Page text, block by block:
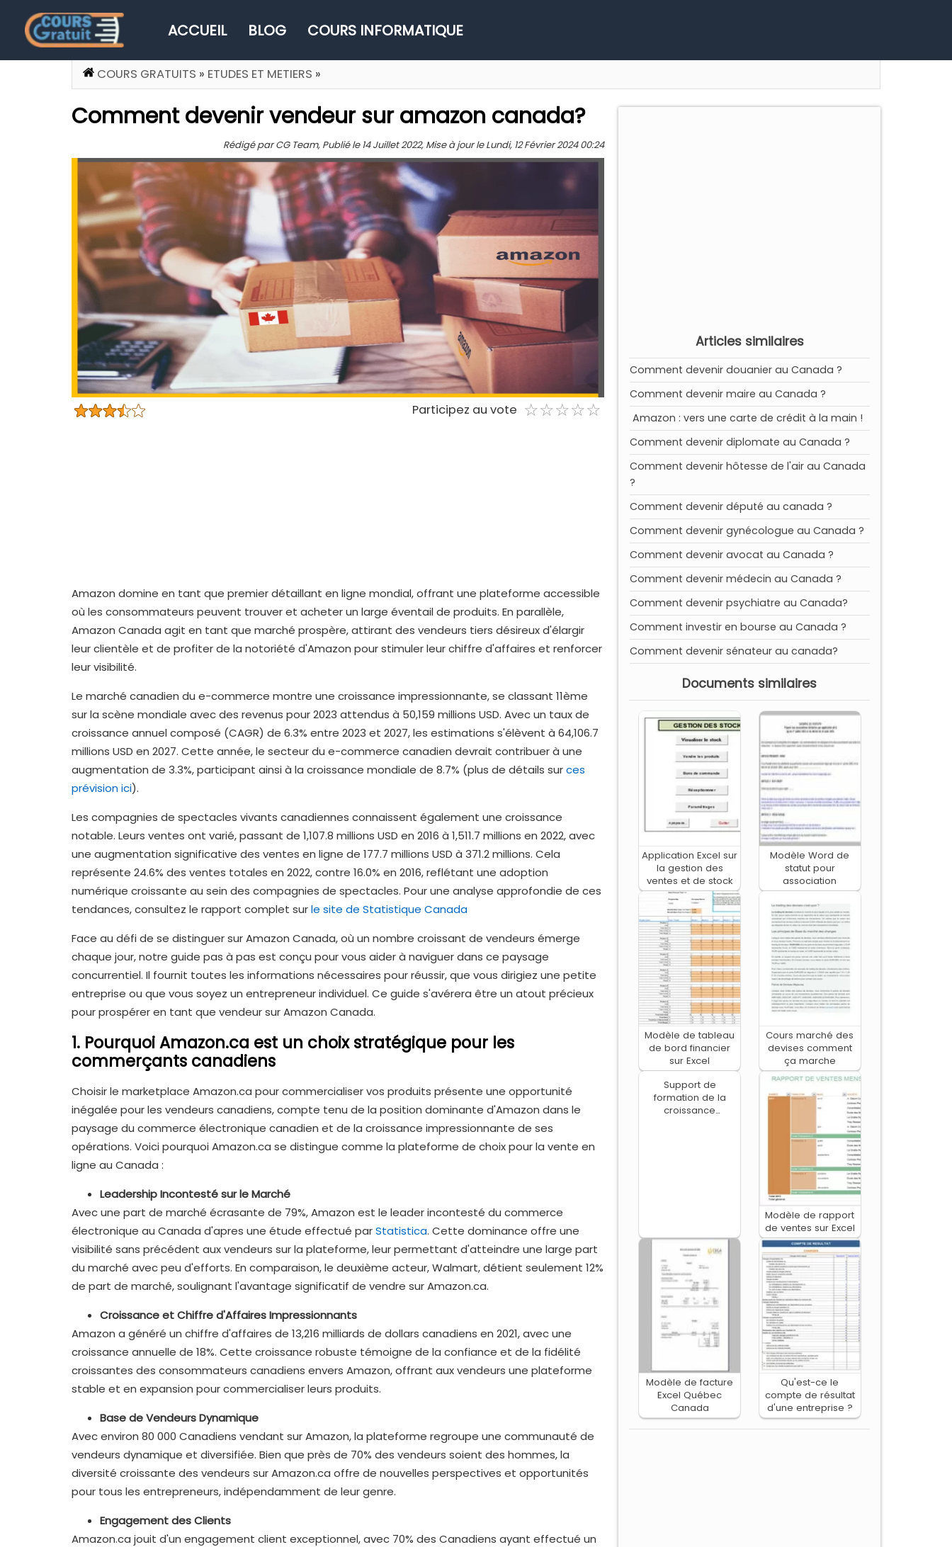
ACCUEIL BLOG COURS INFORMATIQUE
COURS GRATUITS » ETUDES ET METIERS »
Articles similaires
Comment devenir douanier au Canada ?
Comment devenir maire au Canada ?
Amazon : vers une carte de crédit à la main !
Comment devenir diplomate au Canada ?
Comment devenir hôtesse de l'air au Canada
?
Comment devenir député au canada ?
Comment devenir gynécologue au Canada ?
Comment devenir avocat au Canada ?
Comment devenir médecin au Canada ?
Comment devenir psychiatre au Canada?
Comment investir en bourse au Canada ?
Comment devenir sénateur au canada?
Documents similaires
Application Excel sur
la gestion des
ventes et de stock
Modèle Word de
statut pour
association
Modèle de tableau
de bord financier
sur Excel
Cours marché des
devises comment
ça marche
Support de
formation de la
croissance
Modèle de rapport
de ventes sur Excel
Modèle de facture
Excel Québec
Canada
Qu'est-ce le
compte de résultat
d'une entreprise ?
Comment devenir vendeur sur amazon canada?
Rédigé par CG Team, Publié le 14 Juillet 2022, Mise à jour le Lundi, 12 Février 2024 00:24
Participez au vote ☆☆☆☆☆
★★★★★
Amazon domine en tant que premier détaillant en ligne mondial, offrant une plateforme accessible
où les consommateurs peuvent trouver et acheter un large éventail de produits. En parallèle,
Amazon Canada agit en tant que marché prospère, attirant des vendeurs tiers désireux d'élargir
leur clientèle et de profiter de la notoriété d'Amazon pour stimuler leur chiffre d'affaires et renforcer
leur visibilité.
Le marché canadien du e-commerce montre une croissance impressionnante, se classant 11ème
sur la scène mondiale avec des revenus pour 2023 attendus à 50,159 millions USD. Avec un taux de
croissance annuel composé (CAGR) de 6.3% entre 2023 et 2027, les estimations s'élèvent à 64,106.7
millions USD en 2027. Cette année, le secteur du e-commerce canadien devrait contribuer à une
augmentation de 3.3%, participant ainsi à la croissance mondiale de 8.7% (plus de détails surces
prévision ici).
Les compagnies de spectacles vivants canadiennes connaissent également une croissance
notable. Leurs ventes ont varié, passant de 1,107.8 millions USD en 2016 à 1,511.7 millions en 2022, avec
une augmentation significative des ventes en ligne de 177.7 millions USD à 371.2 millions. Cela
représente 24.6% des ventes totales en 2022, contre 16.0% en 2016, reflétant une adoption
numérique croissante au sein des compagnies de spectacles. Pour une analyse approfondie de ces
tendances, consultez le rapport complet surle site de Statistique Canada
Face au défi de se distinguer sur Amazon Canada, où un nombre croissant de vendeurs émerge
chaque jour, notre guide pas à pas est conçu pour vous aider à naviguer dans ce paysage
concurrentiel. Il fournit toutes les informations nécessaires pour réussir, que vous dirigiez une petite
entreprise ou que vous soyez un entrepreneur individuel. Ce guide s'avérera être un atout précieux
pour prospérer en tant que vendeur sur Amazon Canada.
1. Pourquoi Amazon.ca est un choix stratégique pour les
commerçants canadiens
Choisir le marketplace Amazon.ca pour commercialiser vos produits présente une opportunité
inégalée pour les vendeurs canadiens, compte tenu de la position dominante d'Amazon dans le
paysage du commerce électronique canadien et de la croissance impressionnante de ses
opérations. Voici pourquoi Amazon.ca se distingue comme la plateforme de choix pour la vente en
ligne au Canada :
Leadership Incontesté sur le Marché
Avec une part de marché écrasante de 79%, Amazon est le leader incontesté du commerce
électronique au Canada d'apres une étude effectué parStatistica. Cette dominance offre une
visibilité sans précédent aux vendeurs sur la plateforme, leur permettant d'atteindre une large part
du marché avec peu d'efforts. En comparaison, le deuxième acteur, Walmart, détient seulement 12%
de part de marché, soulignant l'avantage significatif de vendre sur Amazon.ca.
Croissance et Chiffre d'Affaires Impressionnants
Amazon a généré un chiffre d'affaires de 13,216 milliards de dollars canadiens en 2021, avec une
croissance annuelle de 18%. Cette croissance robuste témoigne de la confiance et de la fidélité
croissantes des consommateurs canadiens envers Amazon, offrant aux vendeurs une plateforme
stable et en expansion pour commercialiser leurs produits.
Base de Vendeurs Dynamique
Avec environ 80 000 Canadiens vendant sur Amazon, la plateforme regroupe une communauté de
vendeurs dynamique et diversifiée. Bien que près de 70% des vendeurs soient des hommes, la
diversité croissante des vendeurs sur Amazon.ca offre de nouvelles perspectives et opportunités
pour tous les entrepreneurs, indépendamment de leur genre.
Engagement des Clients
Amazon.ca jouit d'un engagement client exceptionnel, avec 70% des Canadiens ayant effectué un